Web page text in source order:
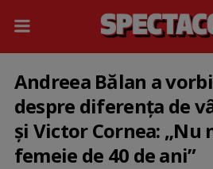
Andreea Bălan a
despre diferența de
și Victor Cornea: „Nu
femeie de 40 de ani”